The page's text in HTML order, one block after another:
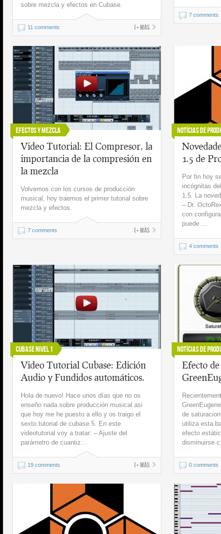
sobre mezcla y efectos en Cubase.
11 comments (+ más
7 comments
Efectos y Mezcla
Video Tutorial: El Compresor, la
importancia de la compresión en
la mezcla
Volvemos con los cursos de producción
musical, hoy traemos el primer tutorial sobre
mezcla y efectos.
7 comments (+ más
Notícias de
1.5 de
Por fin hoy
incógnitas
1.5. La
– Dr.
con
puede ...
4 comments
Cubase Nivel 1
Video Tutorial Cubase: Edición
Audio y Fundidos automáticos.
Hola de nuevo! Hace unos días que no os
enseño nada sobre producción musical asi
que hoy me he puesto a ello y os traigo el
sexto tutorial de cubase 5. En este
videotutorial voy a tratar: – Ajuste del
parámetro de cuantiz...
19 comments (+ más
Notícias de
Efecto
de
utiliza esta
efecto
disminuirse
0 comments